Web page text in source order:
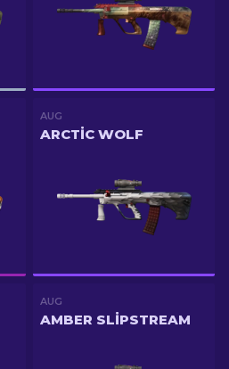
AUG
ARCTIC WOLF
AUG
AMBER SLIPSTREAM